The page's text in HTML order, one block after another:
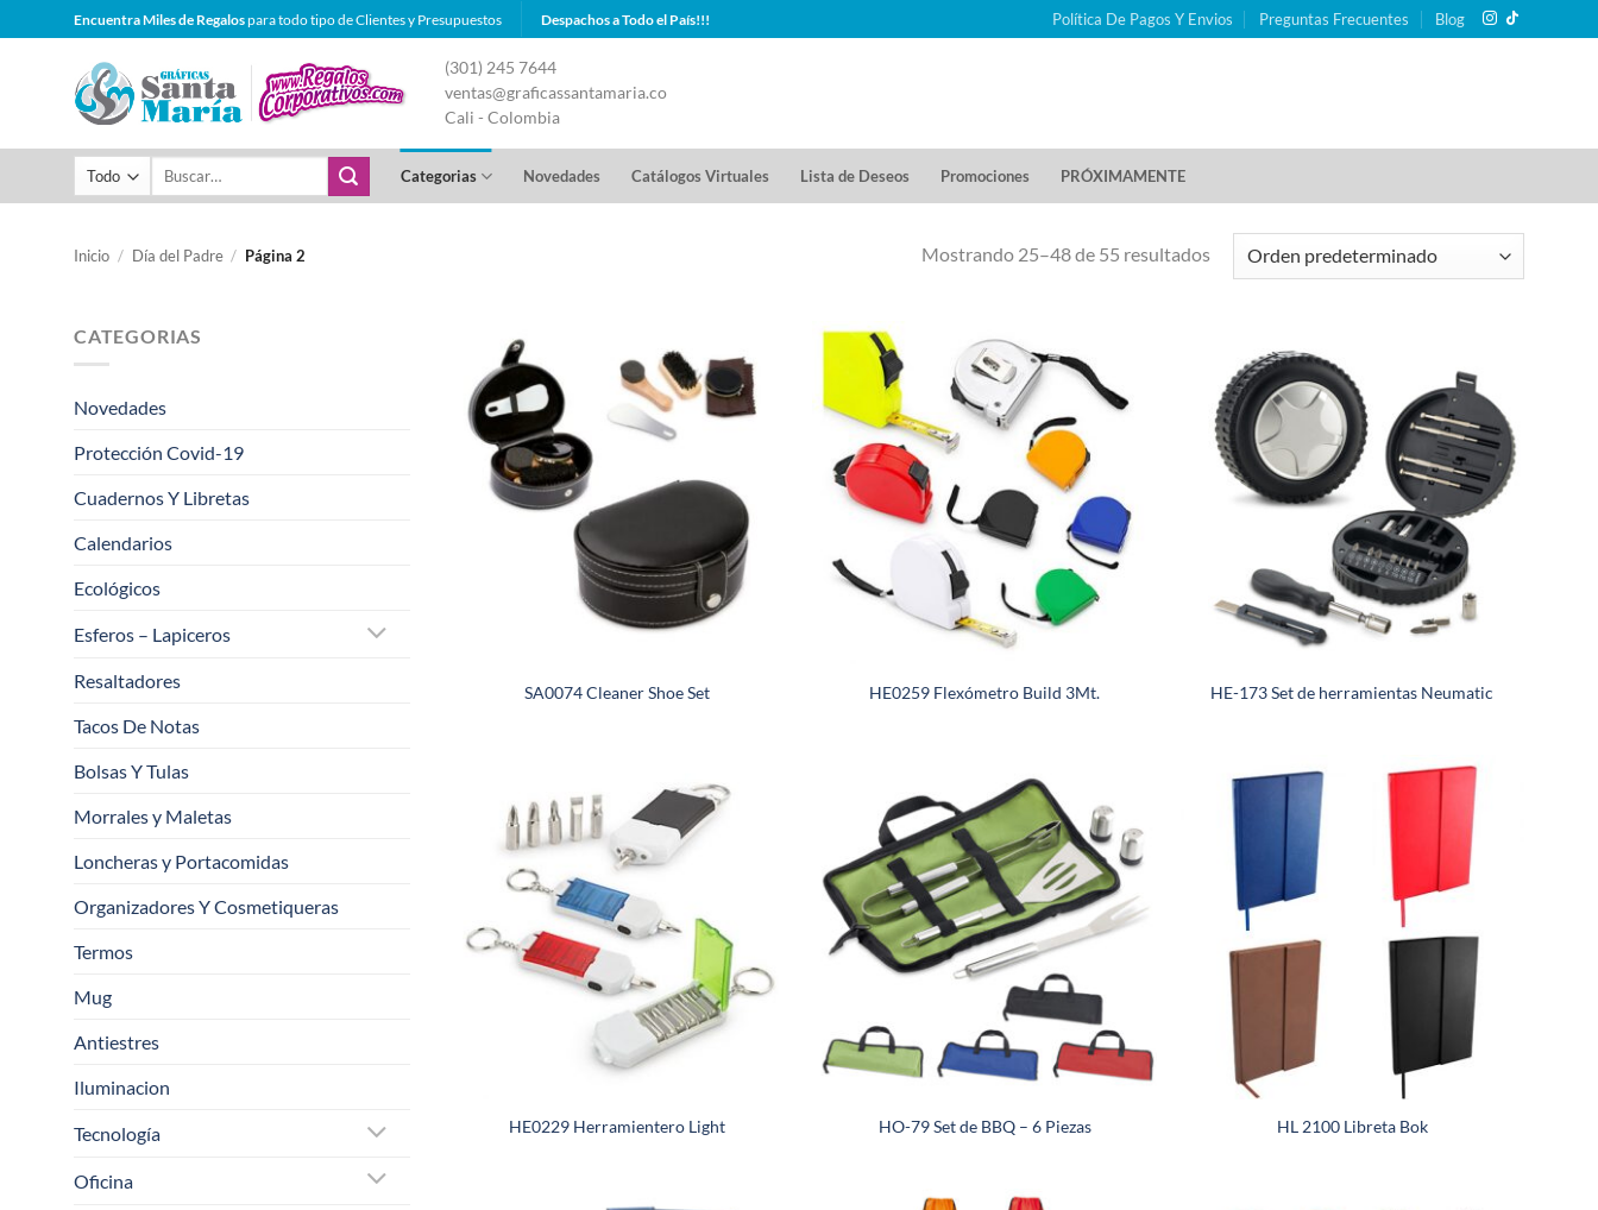
al
contenido
Encuentra Miles de Regalospara todo tipo de Clientes y Presupuestos Despachos a Todo el País!!! Política De Pagos Y Envios Preguntas Frecuentes Blog
(301) 245 7644
ventas@graficassantamaria.co
Cali - Colombia
Buscar
Categorias Novedades Catálogos Virtuales Lista de Deseos Promociones PRÓXIMAMENTE
Inicio / Día del Padre / Página 2 Mostrando 25–48 de 55 resultados
CATEGORIAS
Novedades
Protección Covid-19
Cuadernos Y Libretas
Calendarios
Ecológicos
Esferos – Lapiceros
Resaltadores
Tacos De Notas
Bolsas Y Tulas
Morrales y Maletas
Loncheras y Portacomidas
Organizadores Y Cosmetiqueras
Termos
Mug
Antiestres
Iluminacion
Tecnología
Oficina
SA0074 Cleaner Shoe Set HE0259 Flexómetro Build 3Mt. HE-173 Set de herramientas Neumatic
HE0229 Herramientero Light HO-79 Set de BBQ – 6 Piezas HL 2100 Libreta Bok